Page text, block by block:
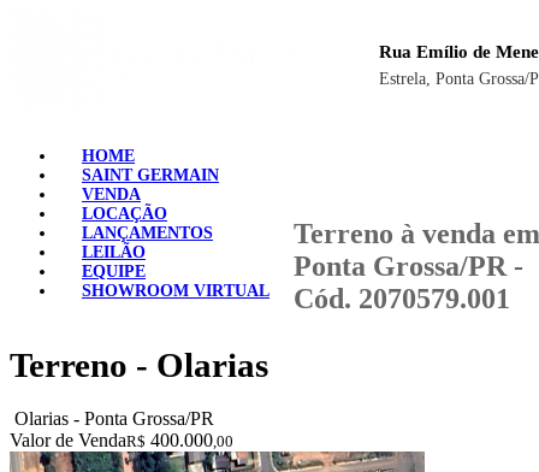
Rua Emílio de
Estrela, Ponta Grossa/
HOME
SAINT GERMAIN
VENDA
LOCAÇÃO
LANÇAMENTOS
LEILÃO
EQUIPE
SHOWROOM VIRTUAL
Terreno à venda em
Ponta Grossa/PR -
Cód. 2070579.001
Terreno - Olarias
Olarias - Ponta Grossa/PR
Valor de VendaR$ 400.000,00